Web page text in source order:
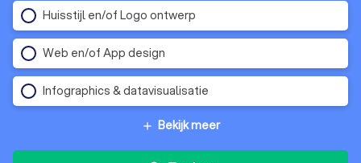
Huisstijl en/of Logo ontwerp
Web en/of App design
Infographics & datavisualisatie
add Bekijk meer